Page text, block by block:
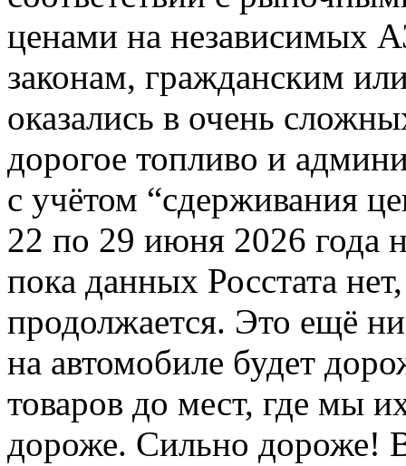
ценами на независимых
законам, гражданским
оказались в очень
дорогое топливо и
с учётом “сдерживания
22 по 29 июня 2026
пока данных Росстата
продолжается. Это ещё
на автомобиле будет
товаров до мест, где мы
дороже. Сильно дороже!